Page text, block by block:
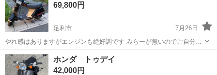
69,800円
足利市
7月26日
やれ感はありますがエンジンも絶好調です みらーが無いのでご自分で
お好みのものをチョイスしてください とりあえずあまりがあったので
中古ミラーつけておきました。 セル始動OKなバッテリーはついてま
す ハンドルブレ無し、吹...
栃木 足利市 ホンダ
ホンダ トゥデイ
42,000円